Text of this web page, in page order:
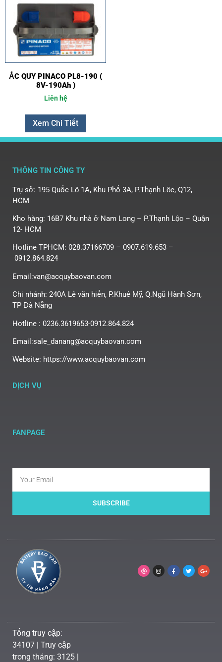
ẮC QUY PINACO PL8-190 (
8V-190Ah )
Liên hệ
Xem Chi Tiết
THÔNG TIN CÔNG TY
Trụ sở: 195 Quốc Lộ 1A, Khu Phố 3A, P.Thạnh Lộc, Q12,
HCM
Kho hàng: 16B7 Khu nhà ở Nam Long – P.Thạnh Lộc – Quận
12- HCM
Hotline TPHCM: 028.37166709 – 0907.619.653 –
0912.864.824
Email:van@acquybaovan.com
Chi nhánh: 240A Lê văn hiến, P.Khuê Mỹ, Q.Ngũ Hành Sơn,
TP Đà Nẵng
Hotline : 0236.3619653-0912.864.824
Email:sale_danang@acquybaovan.com
Website: https://www.acquybaovan.com
DỊCH VỤ
FANPAGE
SUBSCRIBE
Tổng truy cập:
34107 | Truy cập
trong tháng: 3125 |